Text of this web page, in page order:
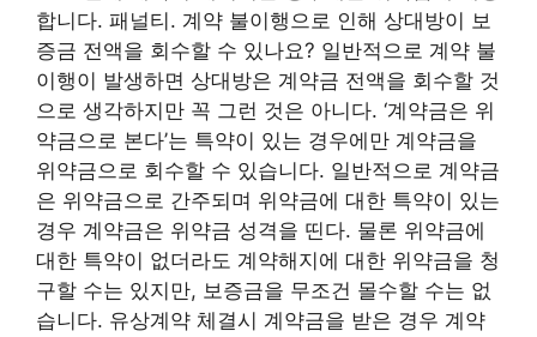
합니다. 패널티. 계약 불이행으로 인해 상대방이 보
증금 전액을 회수할 수 있나요? 일반적으로 계약 불
이행이 발생하면 상대방은 계약금 전액을 회수할 것
으로 생각하지만 꼭 그런 것은 아니다. ‘계약금은 위
약금으로 본다’는 특약이 있는 경우에만 계약금을
위약금으로 회수할 수 있습니다. 일반적으로 계약금
은 위약금으로 간주되며 위약금에 대한 특약이 있는
경우 계약금은 위약금 성격을 띤다. 물론 위약금에
대한 특약이 없더라도 계약해지에 대한 위약금을 청
구할 수는 있지만, 보증금을 무조건 몰수할 수는 없
습니다. 유상계약 체결시 계약금을 받은 경우 계약